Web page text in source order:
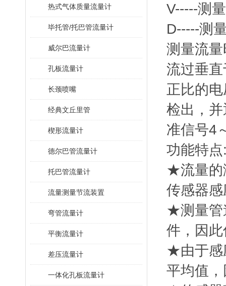
热式气体质量流量计
毕托管/托巴管流量计
威尔巴流量计
孔板流量计
长颈喷嘴
经典文丘里管
楔形流量计
德尔巴管流量计
托巴管流量计
流量测量节流装置
弯管流量计
平衡流量计
差压流量计
一体化孔板流量计
V-----测
D-----测
测量流
流过垂
正比的
检出，
准信号4
功能特点
★流量的
传感器
★测量管
件，因
★由于感
平均值